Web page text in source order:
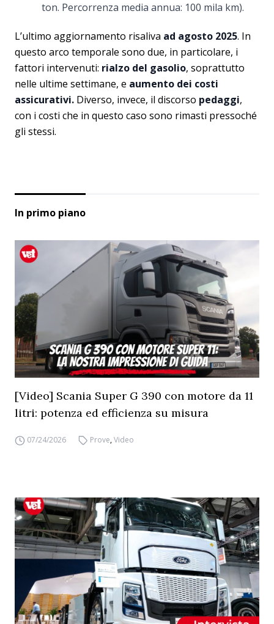
ton. Percorrenza media annua: 100 mila km).
L’ultimo aggiornamento risaliva ad agosto 2025. In
questo arco temporale sono due, in particolare, i
fattori intervenuti: rialzo del gasolio, soprattutto
nelle ultime settimane, e aumento dei costi
assicurativi. Diverso, invece, il discorso pedaggi,
con i costi che in questo caso sono rimasti pressoché
gli stessi.
In primo piano
[Video] Scania Super G 390 con motore da 11
litri: potenza ed efficienza su misura
07/24/2026 Prove,Video